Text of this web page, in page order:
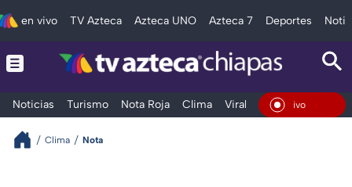
en vivo TV Azteca Azteca UNO Azteca 7 Deportes
Noticias Turismo Nota Roja Clima Viral y Tendencia En
Clima Nota